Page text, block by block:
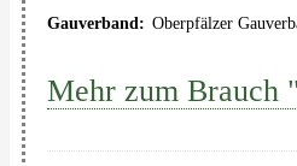
Gauverband: Oberpfälzer
Mehr zum Brauch